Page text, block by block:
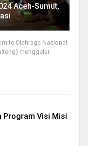
Aceh-Sumut,
Olahraga Nasional
menggelar
Program Visi Misi